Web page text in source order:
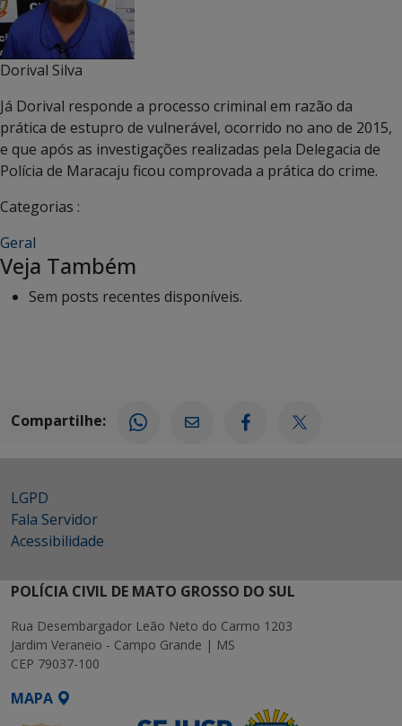
Dorival Silva
Já Dorival responde a processo criminal em razão da
prática de estupro de vulnerável, ocorrido no ano de 2015,
e que após as investigações realizadas pela Delegacia de
Polícia de Maracaju ficou comprovada a prática do crime.
Categorias :
Geral
Veja Também
Sem posts recentes disponíveis.
Compartilhe:
LGPD
Fala Servidor
Acessibilidade
POLÍCIA CIVIL DE MATO GROSSO DO SUL
Rua Desembargador Leão Neto do Carmo 1203
Jardim Veraneio - Campo Grande | MS
CEP 79037-100
MAPA